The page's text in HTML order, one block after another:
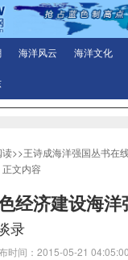
海洋风云 海洋文化
读>>王诗成海洋强国丛书在
正文内容
经济建设海洋
录
间：2015-05-21